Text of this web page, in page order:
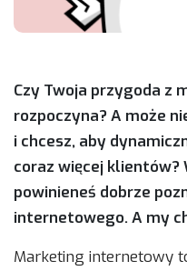
Czy Twoja przygoda z
rozpoczyna? A może
i chcesz, aby
coraz więcej klientów?
powinieneś dobrze
internetowego. A my
Marketing internetowy